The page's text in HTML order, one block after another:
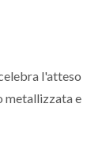
l'atteso
metallizzata e